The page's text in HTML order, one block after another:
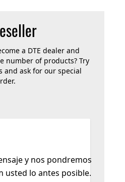
a DTE dealer and
number of products? Try
ask for our special
y nos pondremos
usted lo antes posible.